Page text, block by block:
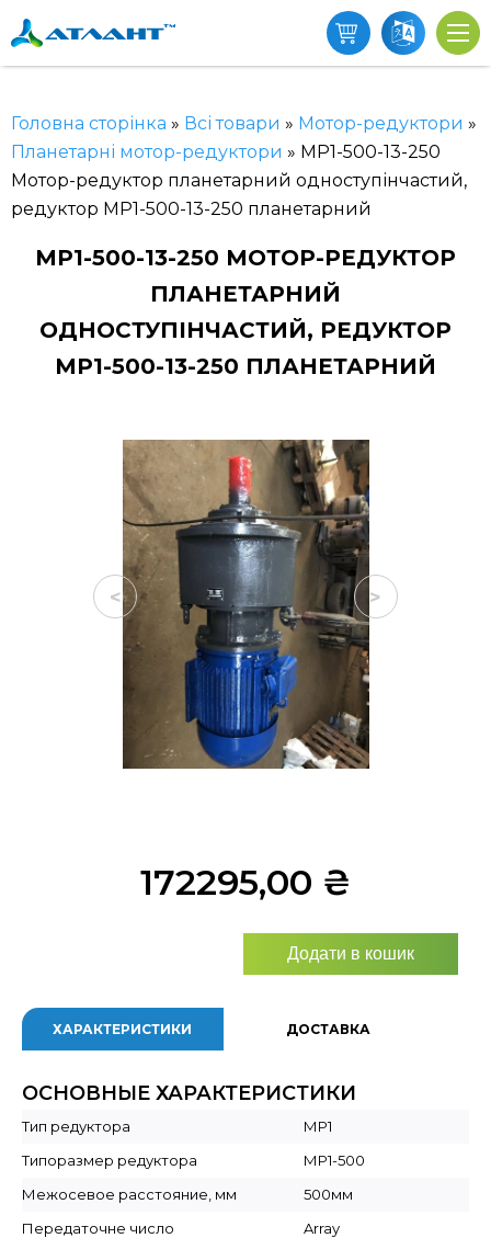
Головна сторінка » Всі товари » Мотор-редуктори »
Планетарні мотор-редуктори » МР1-500-13-250
Мотор-редуктор планетарний одноступінчастий,
редуктор МР1-500-13-250 планетарний
МР1-500-13-250 МОТОР-РЕДУКТОР
ПЛАНЕТАРНИЙ
ОДНОСТУПІНЧАСТИЙ, РЕДУКТОР
МР1-500-13-250 ПЛАНЕТАРНИЙ
< >
172295,00 ₴
Додати в кошик
ХАРАКТЕРИСТИКИ ДОСТАВКА
ОСНОВНЫЕ ХАРАКТЕРИСТИКИ
Тип редуктора
МР1
Типоразмер редуктора
МР1-500
Межосевое расстояние, мм
500мм
Передаточне число
Array